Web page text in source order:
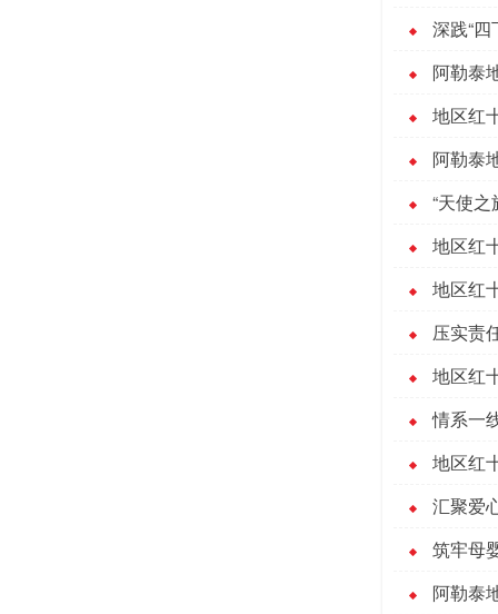
深践“
阿勒泰
地区红
阿勒泰
“天使
地区红
地区红
压实责
地区红
情系一
地区红
汇聚爱
筑牢母
阿勒泰